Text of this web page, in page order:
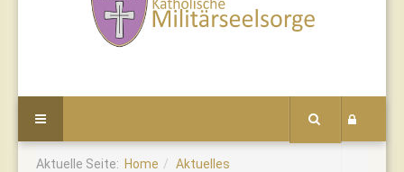
Aktuelle Seite: Home
Aktuelles